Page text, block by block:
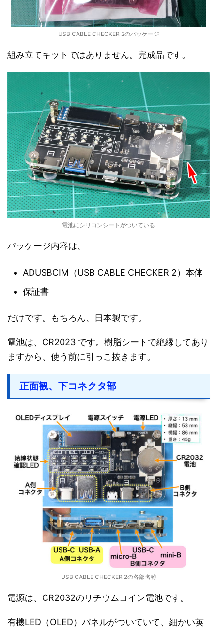
USB CABLE CHECKER 2のパッケージ
組み立てキットではありません。完成品です。
電池にシリコンシートがついている
パッケージ内容は、
ADUSBCIM（USB CABLE CHECKER 2）本体
保証書
だけです。もちろん、日本製です。
電池は、CR2023 です。樹脂シートで絶縁してあり
ますから、使う前に引っこ抜きます。
正面観、下コネクタ部
USB CABLE CHECKER 2の各部名称
電源は、CR2032のリチウムコイン電池です。
有機LED（OLED）パネルがついていて、細かい英